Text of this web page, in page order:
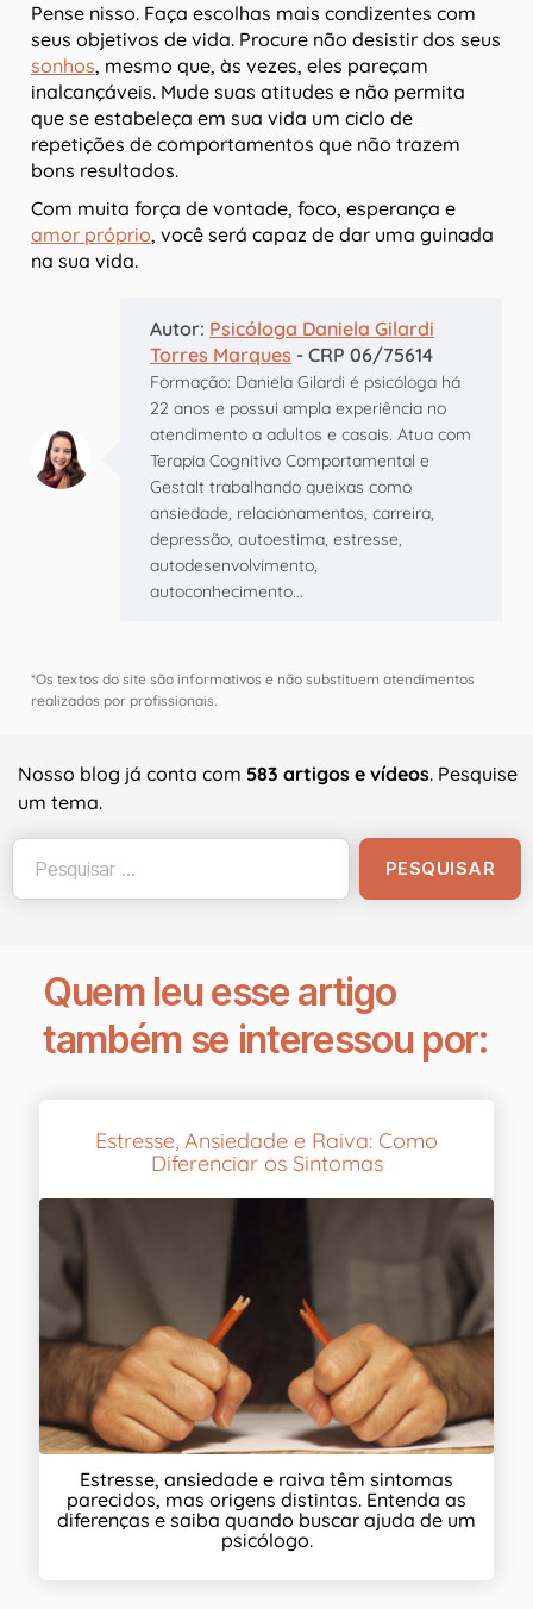
Pense nisso. Faça escolhas mais condizentes com
seus objetivos de vida. Procure não desistir dos seus
sonhos, mesmo que, às vezes, eles pareçam
inalcançáveis. Mude suas atitudes e não permita
que se estabeleça em sua vida um ciclo de
repetições de comportamentos que não trazem
bons resultados.
Com muita força de vontade, foco, esperança e
amor próprio, você será capaz de dar uma guinada
na sua vida.
Autor: Psicóloga Daniela Gilardi
Torres Marques - CRP 06/75614
Formação: Daniela Gilardi é psicóloga há
22 anos e possui ampla experiência no
atendimento a adultos e casais. Atua com
Terapia Cognitivo Comportamental e
Gestalt trabalhando queixas como
ansiedade, relacionamentos, carreira,
depressão, autoestima, estresse,
autodesenvolvimento,
autoconhecimento...
*Os textos do site são informativos e não substituem atendimentos
realizados por profissionais.
Nosso blog já conta com 583 artigos e vídeos. Pesquise
um tema.
Quem leu esse artigo
também se interessou por:
Estresse, Ansiedade e Raiva: Como
Diferenciar os Sintomas
Estresse, ansiedade e raiva têm sintomas
parecidos, mas origens distintas. Entenda as
diferenças e saiba quando buscar ajuda de um
psicólogo.